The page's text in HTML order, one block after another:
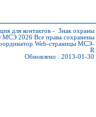
для контактов - Знак охраны
МСЭ 2026 Все права сохранены
Web-страницы МСЭ-
R
Обновлено : 2013-01-30